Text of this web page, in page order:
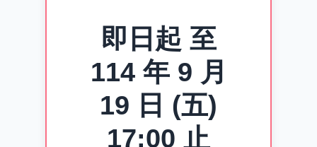
即日起 至
114 年 9 月
19 日 (五)
17:00 止